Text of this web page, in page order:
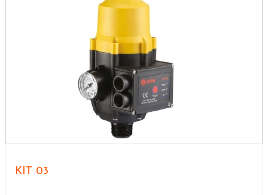
KIT 03